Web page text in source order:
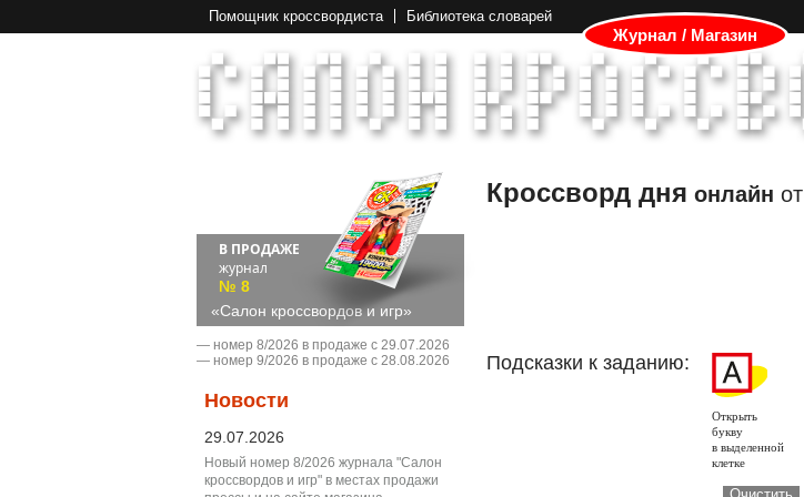
Помощник кроссвордиста Библиотека словарей
Журнал / Магазин
В ПРОДАЖЕ
журнал
№ 8
«Салон кроссвордов и игр»
― номер 8/2026 в продаже с 29.07.2026
― номер 9/2026 в продаже с 28.08.2026
Новости
29.07.2026
Новый номер 8/2026 журнала "Салон
кроссвордов и игр" в местах продажи
Кроссворд дня онлайн от
Подсказки к заданию:
Открыть
букву
в выделенной
клетке